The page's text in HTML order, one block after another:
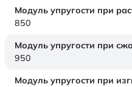
Модуль упругости при
850
Модуль упругости при
950
Модуль упругости при